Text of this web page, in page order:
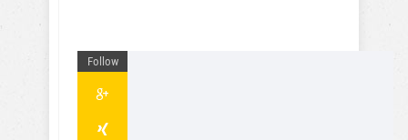
Follow